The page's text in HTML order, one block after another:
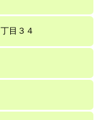
目３４